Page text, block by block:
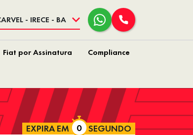
- IRECE - BA
Fiat por Assinatura Compliance
EXPIRA EM SEGUNDO